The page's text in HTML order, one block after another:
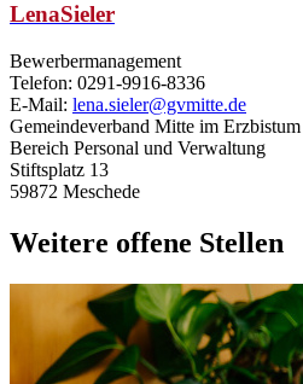
LenaSieler
Bewerbermanagement
Telefon: 0291-9916-8336
E-Mail: lena.sieler@gvmitte.de
Gemeindeverband Mitte im Erzbistum
Bereich Personal und Verwaltung
Stiftsplatz 13
59872 Meschede
Weitere offene Stellen